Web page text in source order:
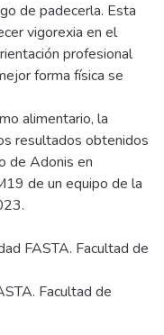
de padecerla. Esta
vigorexia en el
profesional
forma física se
alimentario, la
resultados obtenidos
de Adonis en
de un equipo de la
FASTA. Facultad de
Facultad de